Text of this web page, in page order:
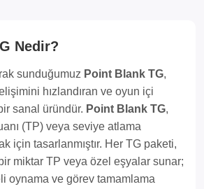
Nedir?
sunduğumuz Point Blank TG,
hızlandıran ve oyun içi
sanal üründür. Point Blank TG,
(TP) veya seviye atlama
için tasarlanmıştır. Her TG paketi,
miktar TP veya özel eşyalar sunar;
oynama ve görev tamamlama